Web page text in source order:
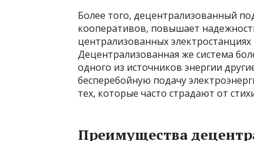
Более того, децентрализованный
кооперативов, повышает
централизованных
Децентрализованная же система
одного из источников энергии
бесперебойную подачу
тех, которые часто страдают от
Преимущества